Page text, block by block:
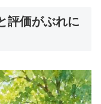
評価がぶれに